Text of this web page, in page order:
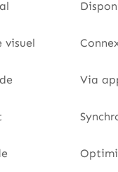
visuel
Via